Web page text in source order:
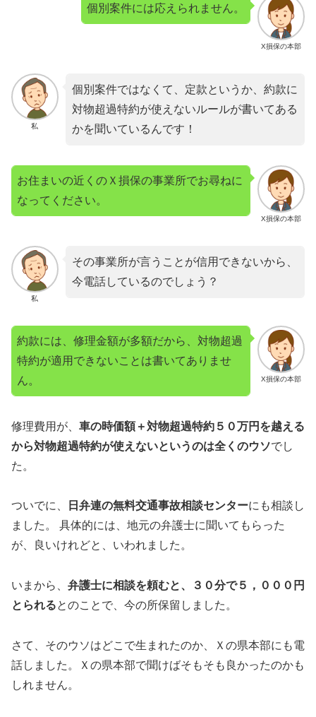
X損保の本部
個別案件には応えられません。
私
個別案件ではなくて、定款というか、約款に
対物超過特約が使えないルールが書いてある
かを聞いているんです！
X損保の本部
お住まいの近くのＸ損保の事業所でお尋ねに
なってください。
私
その事業所が言うことが信用できないから、
今電話しているのでしょう？
X損保の本部
約款には、修理金額が多額だから、対物超過
特約が適用できないことは書いてありませ
ん。
修理費用が、 車の時価額＋対物超過特約５０万円を越える
から対物超過特約が使えないというのは全くのウソでし
た。
ついでに、 日弁連の無料交通事故相談センターにも相談し
ました。 具体的には、地元の弁護士に聞いてもらった
が、良いけれどと、いわれました。
いまから、 弁護士に相談を頼むと、３０分で５，０００円
とられるとのことで、今の所保留しました。
さて、そのウソはどこで生まれたのか、Ｘの県本部にも電
話しました。Ｘの県本部で聞けばそもそも良かったのかも
しれません。